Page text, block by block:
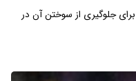
جلوگیری از سوختن آن در